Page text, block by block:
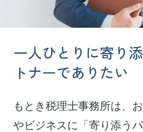
一人ひとりに寄り
トナーでありたい
もとき税理士事務所は、
やビジネスに「寄り添う